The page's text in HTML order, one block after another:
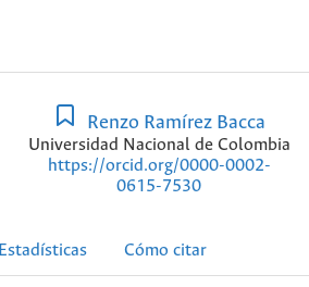
Renzo Ramírez Bacca
Universidad Nacional de Colombia
https://orcid.org/0000-0002-
0615-7530
Estadísticas Cómo citar